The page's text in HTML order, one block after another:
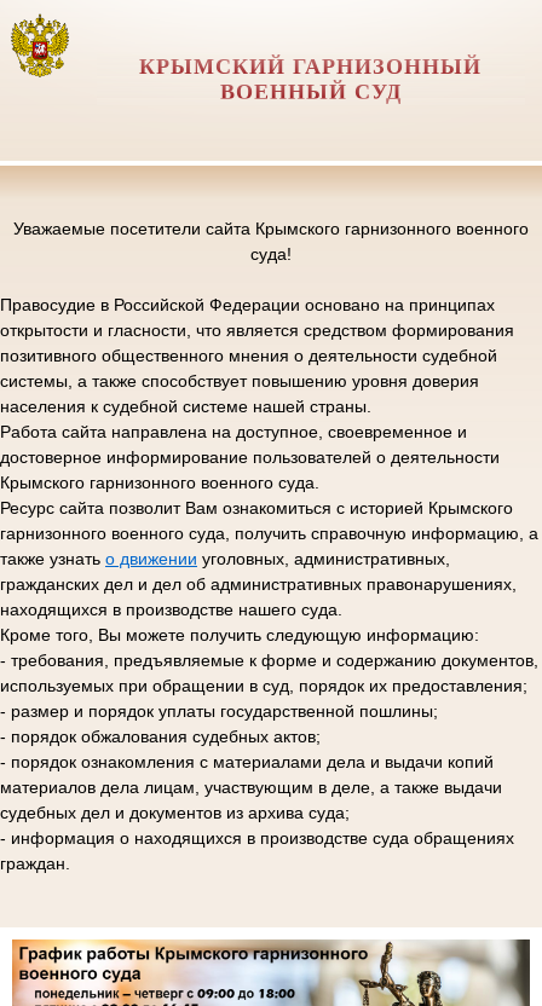
КРЫМСКИЙ ГАРНИЗОННЫЙ
ВОЕННЫЙ СУД
Уважаемые посетители сайта Крымского гарнизонного военного
суда!
Правосудие в Российской Федерации основано на принципах
открытости и гласности, что является средством формирования
позитивного общественного мнения о деятельности судебной
системы, а также способствует повышению уровня доверия
населения к судебной системе нашей страны.
Работа сайта направлена на доступное, своевременное и
достоверное информирование пользователей о деятельности
Крымского гарнизонного военного суда.
Ресурс сайта позволит Вам ознакомиться с историей Крымского
гарнизонного военного суда, получить справочную информацию, а
также узнать о движении уголовных, административных,
гражданских дел и дел об административных правонарушениях,
находящихся в производстве нашего суда.
Кроме того, Вы можете получить следующую информацию:
- требования, предъявляемые к форме и содержанию документов,
используемых при обращении в суд, порядок их предоставления;
- размер и порядок уплаты государственной пошлины;
- порядок обжалования судебных актов;
- порядок ознакомления с материалами дела и выдачи копий
материалов дела лицам, участвующим в деле, а также выдачи
судебных дел и документов из архива суда;
- информация о находящихся в производстве суда обращениях
граждан.